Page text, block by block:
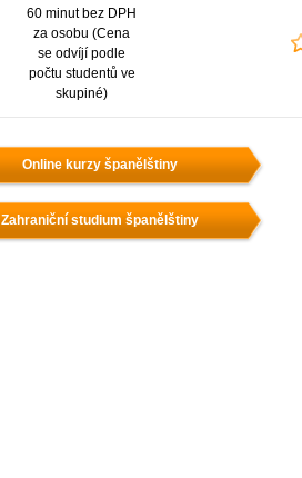
60 minut bez DPH
za osobu (Cena
se odvíjí podle
počtu studentů ve
skupiné)
Online kurzy španělštiny
Zahraniční studium španělštiny